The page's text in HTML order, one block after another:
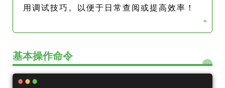
用调试技巧。以便于日常查阅或提高效率！
❞
基本操作命令